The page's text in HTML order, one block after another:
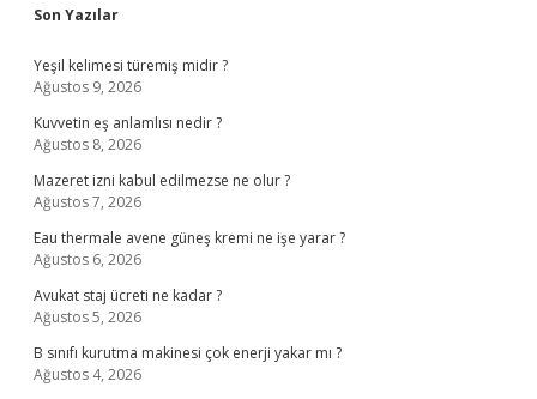
Sidebar
Son Yazılar
Yeşil kelimesi türemiş midir ?
Ağustos 9, 2026
Kuvvetin eş anlamlısı nedir ?
Ağustos 8, 2026
Mazeret izni kabul edilmezse ne olur ?
Ağustos 7, 2026
Eau thermale avene güneş kremi ne işe yarar ?
Ağustos 6, 2026
Avukat staj ücreti ne kadar ?
Ağustos 5, 2026
B sınıfı kurutma makinesi çok enerji yakar mı ?
Ağustos 4, 2026